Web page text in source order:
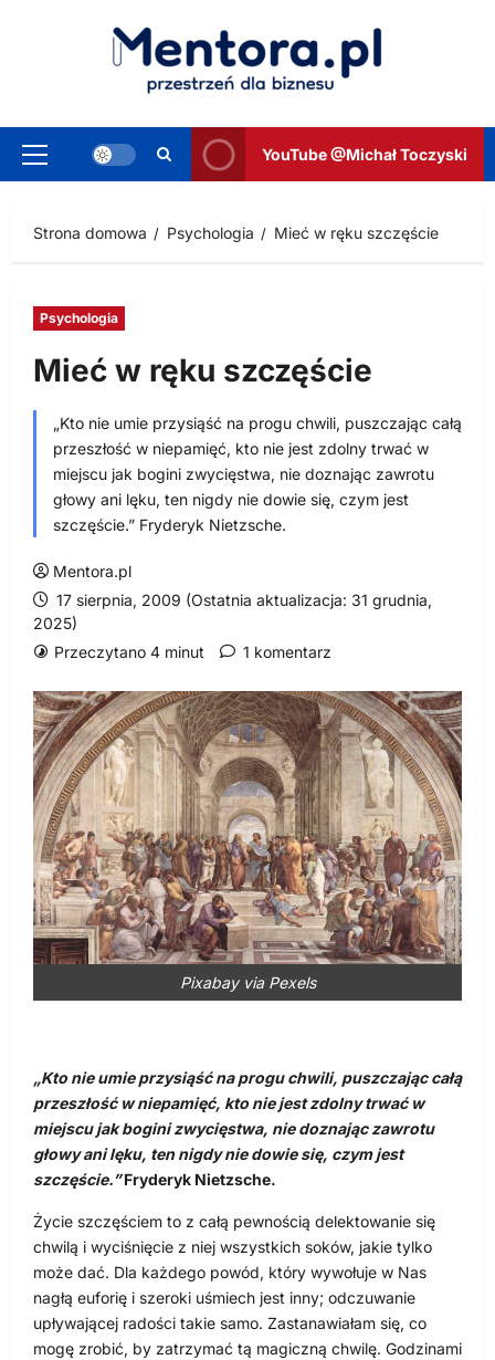
Menu
YouTube @Michał Toczyski
Strona domowa Psychologia Mieć w ręku szczęście
Psychologia
Mieć w ręku szczęście
„Kto nie umie przysiąść na progu chwili, puszczając całą
przeszłość w niepamięć, kto nie jest zdolny trwać w
miejscu jak bogini zwycięstwa, nie doznając zawrotu
głowy ani lęku, ten nigdy nie dowie się, czym jest
szczęście.” Fryderyk Nietzsche.
Mentora.pl
17 sierpnia, 2009 (Ostatnia aktualizacja: 31 grudnia,
2025)
Przeczytano 4 minut
1 komentarz
Pixabay via Pexels
„Kto nie umie przysiąść na progu chwili, puszczając całą
przeszłość w niepamięć, kto nie jest zdolny trwać w
miejscu jak bogini zwycięstwa, nie doznając zawrotu
głowy ani lęku, ten nigdy nie dowie się, czym jest
szczęście.”Fryderyk Nietzsche.
Życie szczęściem to z całą pewnością delektowanie się
chwilą i wyciśnięcie z niej wszystkich soków, jakie tylko
może dać. Dla każdego powód, który wywołuje w Nas
nagłą euforię i szeroki uśmiech jest inny; odczuwanie
upływającej radości takie samo. Zastanawiałam się, co
mogę zrobić, by zatrzymać tą magiczną chwilę. Godzinami